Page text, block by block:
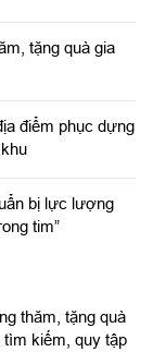
tặng quà gia
điểm phục dựng
bị lực lượng
tim”
thăm, tặng quà
kiếm, quy tập